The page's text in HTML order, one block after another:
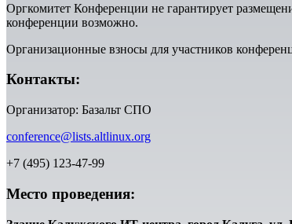
Оргкомитет Конференции не гарантирует
конференции возможно.
Организационные взносы для участников
Контакты:
Организатор: Базальт СПО
conference@lists.altlinux.org
+7 (495) 123-47-99
Место проведения: